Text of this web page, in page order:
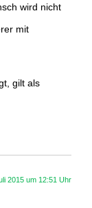
wird nicht
mit
gilt als
2015 um 12:51 Uhr